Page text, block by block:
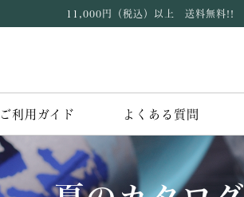
11,000円（税込）以上 送料無料!!
ご利用ガイド よくある質問